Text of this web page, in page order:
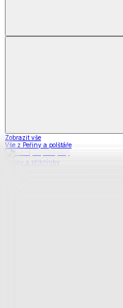
Zobrazit vše
Vše z Peřiny a polštáře
Peřiny a přikrývky